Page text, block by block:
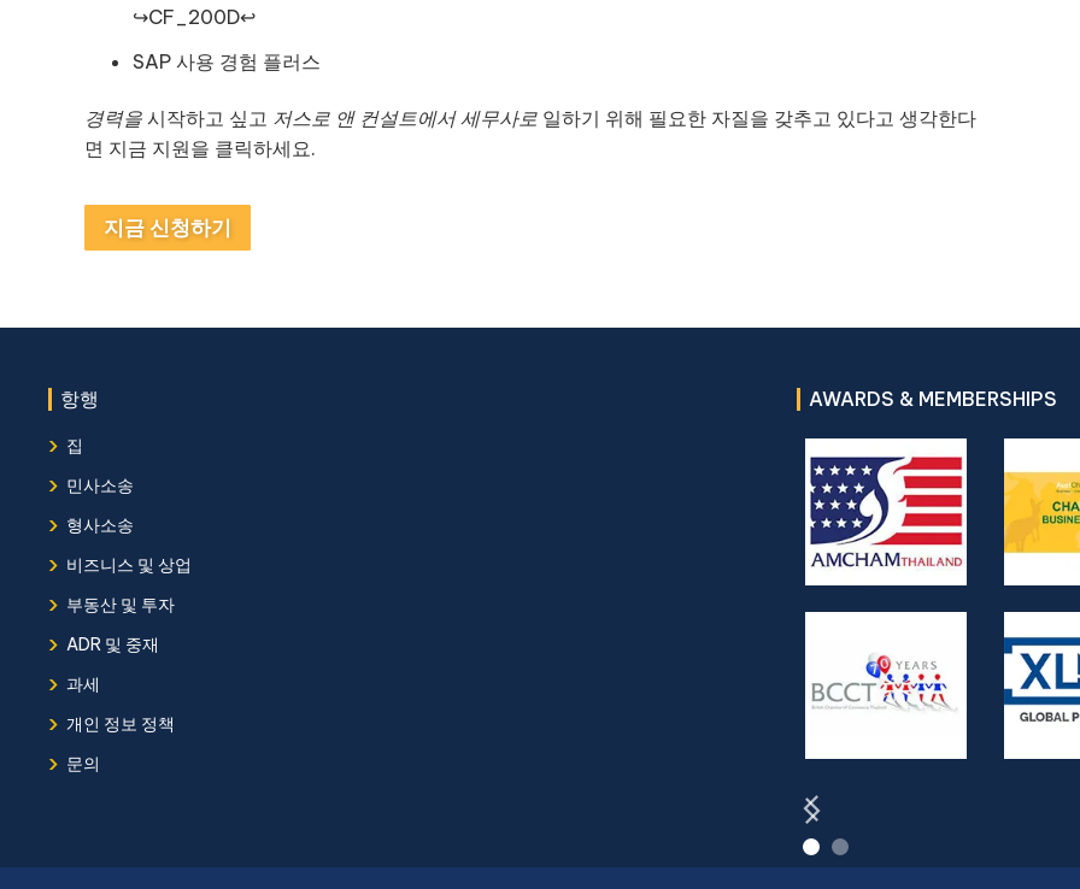
↪CF_200D↩
SAP 사용 경험 플러스
경력을 시작하고 싶고 저스로 앤 컨설트에서 세무사로 일하기 위해 필요한 자질을 갖추고 있다고 생각한다
면 지금 지원을 클릭하세요.
지금 신청하기
항행
› 집
› 민사소송
› 형사소송
› 비즈니스 및 상업
› 부동산 및 투자
› ADR 및 중재
› 과세
› 개인 정보 정책
› 문의
AWARDS & MEMBERSHIPS